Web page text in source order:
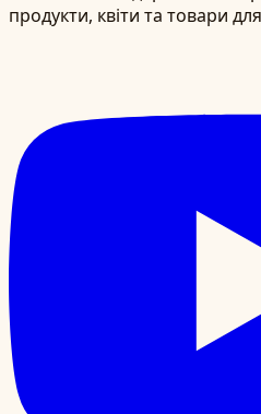
продукти, квіти та товари